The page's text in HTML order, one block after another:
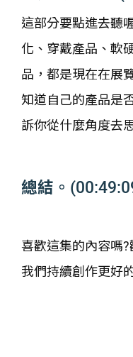
這部分要點進去聽
化、穿戴產品、軟
品，都是現在在展
知道自己的產品是
訴你從什麼角度去
總結 。
喜歡這集的內容嗎
我們持續創作更好